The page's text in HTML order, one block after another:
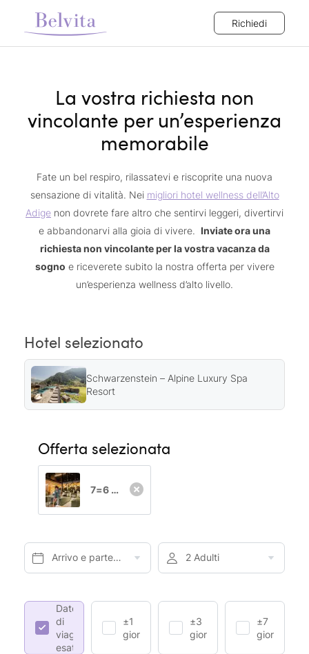
Richiedi
La vostra richiesta non
vincolante per un’esperienza
memorabile
Fate un bel respiro, rilassatevi e riscoprite una nuova
sensazione di vitalità. Nei migliori hotel wellness dell’Alto
Adige non dovrete fare altro che sentirvi leggeri, divertirvi
e abbandonarvi alla gioia di vivere. Inviate ora una
richiesta non vincolante per la vostra vacanza da
sogno e riceverete subito la nostra offerta per vivere
un’esperienza wellness d’alto livello.
Offerta selezionata
7=6 top offerta settimanale
Arrivo e partenza* 2 Adulti
Date
di
viaggio
esatte
±1
giorno
±3
giorni
±7
giorni
Hotel selezionato
Schwarzenstein – Alpine Luxury Spa
Resort